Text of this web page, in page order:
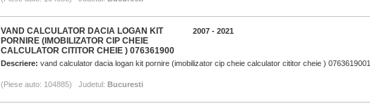
VAND CALCULATOR DACIA LOGAN KIT
PORNIRE (IMOBILIZATOR CIP CHEIE
CALCULATOR CITITOR CHEIE ) 076361900
2007 - 2021
Descriere: vand calculator dacia logan kit pornire (imobilizator cip cheie calculator cititor cheie ) 0763619001
(Piese auto: 104885) Judetul: Bucuresti